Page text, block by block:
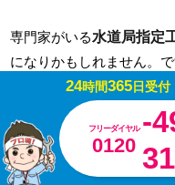
専門家がいる水道局指定
になりかもしれません。
受けるには財務上の健全
の更新制度もある信頼性
2.水道局指定工事店・
水回りのトラブル解決を
24時間365日受付
フリーダイヤル
0120
-